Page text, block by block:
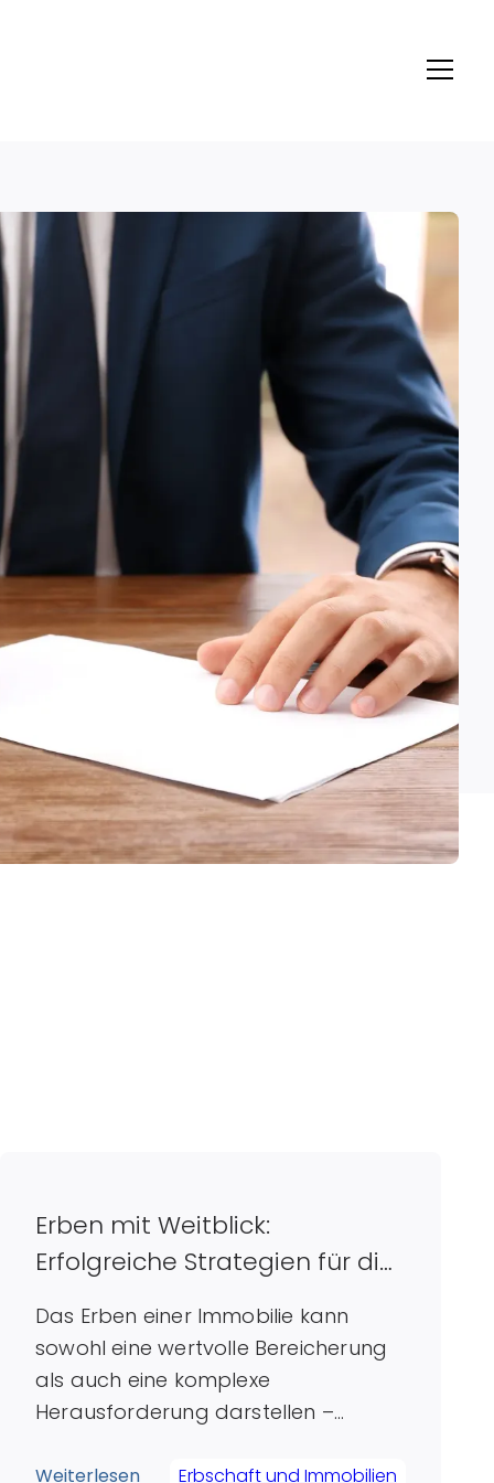
Erben mit Weitblick:
Erfolgreiche Strategien für die
Das Erben einer Immobilie kann
sowohl eine wertvolle Bereicherung
als auch eine komplexe
Herausforderung darstellen –
Personen involviert sind. In einer
Weiterlesen Erbschaft und Immobilien